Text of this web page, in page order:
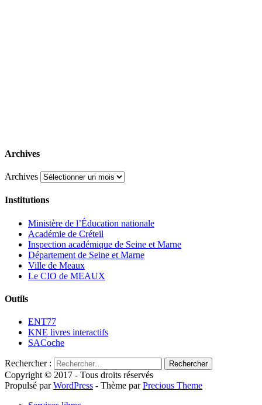
Archives
Archives
Institutions
Ministère de l’Éducation nationale
Académie de Créteil
Inspection académique de Seine et Marne
Département de Seine et Marne
Ville de Meaux
Le CIO de MEAUX
Outils
ENT77
KNE livres interactifs
SACoche
Rechercher :
Copyright © 2017 - Tous droits réservés
Propulsé parWordPress - Thème parPrecious Theme